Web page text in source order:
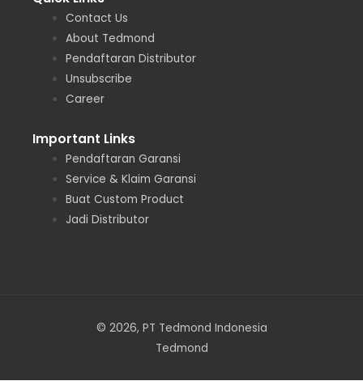
Contact Us
About Tedmond
Pendaftaran Distributor
Unsubscribe
Career
Important Links
Pendaftaran Garansi
Service & Klaim Garansi
Buat Custom Product
Jadi Distributor
© 2026, PT Tedmond Indonesia
Tedmond